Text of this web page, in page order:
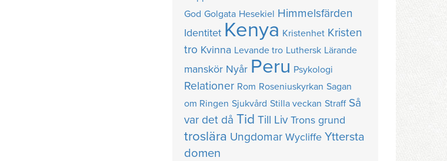
God Golgata Hesekiel Himmelsfärden
Identitet Kenya Kristenhet Kristen
tro Kvinna Levande tro Luthersk Lärande
manskör Nyår Peru Psykologi
Relationer Rom Roseniuskyrkan Sagan
om Ringen Sjukvård Stilla veckan Straff Så
var det då Tid Till Liv Trons grund
troslära Ungdomar Wycliffe Yttersta
domen